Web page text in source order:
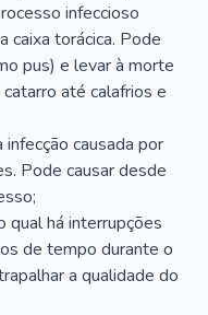
infeccioso
caixa torácica. Pode
pus) e levar à morte
até calafrios e
infecção causada por
Pode causar desde
qual há interrupções
de tempo durante o
a qualidade do